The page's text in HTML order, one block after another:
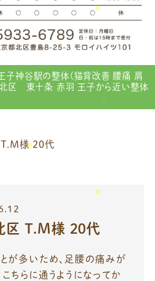
子神谷駅の整体(猫背改善 腰痛 肩
区 東十条 赤羽 王子から近い整体
T.M様 20代
区 T.M様 20代
が多いため、足腰の痛みが
ちらに通うようになってか